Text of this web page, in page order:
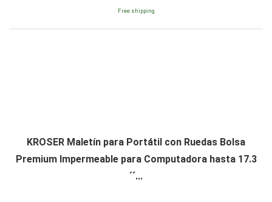
Free shipping
KROSER Maletín para Portátil con Ruedas Bolsa
Premium Impermeable para Computadora hasta 17.3
´´...